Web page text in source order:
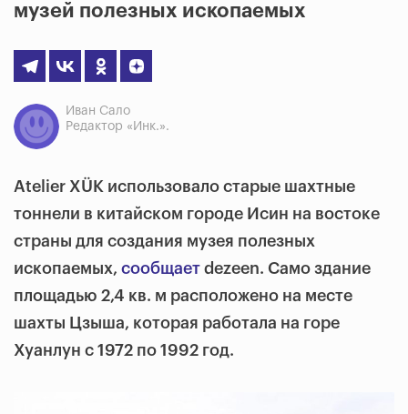
музей полезных ископаемых
Иван Сало
Редактор «Инк.».
Atelier XÜK использовало старые шахтные
тоннели в китайском городе Исин на востоке
страны для создания музея полезных
ископаемых, сообщает dezeen. Само здание
площадью 2,4 кв. м расположено на месте
шахты Цзыша, которая работала на горе
Хуанлун с 1972 по 1992 год.